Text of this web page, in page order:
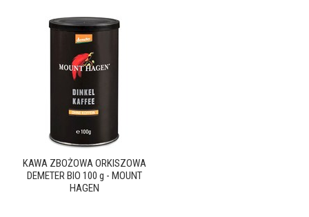
KAWA ZBOŻOWA ORKISZOWA
DEMETER BIO 100 g - MOUNT
HAGEN